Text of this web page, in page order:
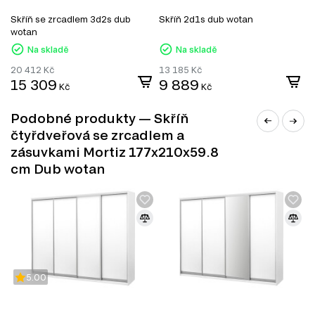
Botníky do předsíně
venkovských domů, letních chat a statků. Design je stále
Skříň se zrcadlem 3d2s dub
wotan
Na skladě
20 412 Kč
15 309 Kč
Skříň 2d1s dub wotan
Na skladě
13 185 Kč
9 889 Kč
Podobné produkty — Skříň
čtyřdveřová se zrcadlem a
zásuvkami Mortiz 177x210x59.8
cm Dub wotan
5.00